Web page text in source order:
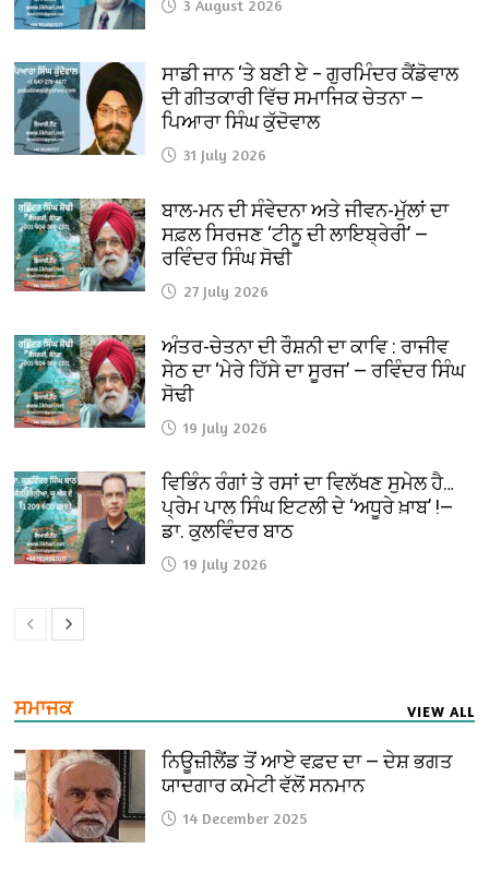
3 August 2026
ਸਾਡੀ ਜਾਨ ‘ਤੇ ਬਣੀ ਏ – ਗੁਰਮਿੰਦਰ ਕੈਂਡੋਵਾਲ
ਦੀ ਗੀਤਕਾਰੀ ਵਿੱਚ ਸਮਾਜਿਕ ਚੇਤਨਾ —
ਪਿਆਰਾ ਸਿੰਘ ਕੁੱਦੋਵਾਲ
31 July 2026
ਬਾਲ-ਮਨ ਦੀ ਸੰਵੇਦਨਾ ਅਤੇ ਜੀਵਨ-ਮੁੱਲਾਂ ਦਾ
ਸਫ਼ਲ ਸਿਰਜਣ ‘ਟੀਨੂ ਦੀ ਲਾਇਬ੍ਰੇਰੀ’ —
ਰਵਿੰਦਰ ਸਿੰਘ ਸੋਢੀ
27 July 2026
ਅੰਤਰ-ਚੇਤਨਾ ਦੀ ਰੌਸ਼ਨੀ ਦਾ ਕਾਵਿ : ਰਾਜੀਵ
ਸੇਠ ਦਾ ‘ਮੇਰੇ ਹਿੱਸੇ ਦਾ ਸੂਰਜ’ — ਰਵਿੰਦਰ ਸਿੰਘ
ਸੋਢੀ
19 July 2026
ਵਿਭਿੰਨ ਰੰਗਾਂ ਤੇ ਰਸਾਂ ਦਾ ਵਿਲੱਖਣ ਸੁਮੇਲ ਹੈ…
ਪ੍ਰੇਮ ਪਾਲ ਸਿੰਘ ਇਟਲੀ ਦੇ ‘ਅਧੂਰੇ ਖ਼ਾਬ’ !—
ਡਾ. ਕੁਲਵਿੰਦਰ ਬਾਠ
19 July 2026
ਸਮਾਜਕ VIEW ALL
ਨਿਊਜ਼ੀਲੈਂਡ ਤੋਂ ਆਏ ਵਫ਼ਦ ਦਾ — ਦੇਸ਼ ਭਗਤ
ਯਾਦਗਾਰ ਕਮੇਟੀ ਵੱਲੋਂ ਸਨਮਾਨ
14 December 2025